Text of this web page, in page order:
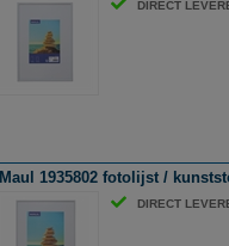
DIRECT
Maul 1935802 fotolijst /
DIRECT